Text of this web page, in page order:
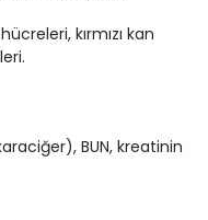
kırmızı kan
BUN, kreatinin